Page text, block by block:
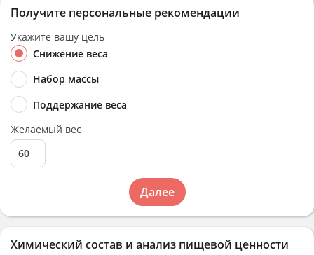
Химический состав и анализ пищевой ценности
Получите персональные рекомендации
Укажите вашу цель
Снижение веса
Набор массы
Поддержание веса
Желаемый вес
Далее